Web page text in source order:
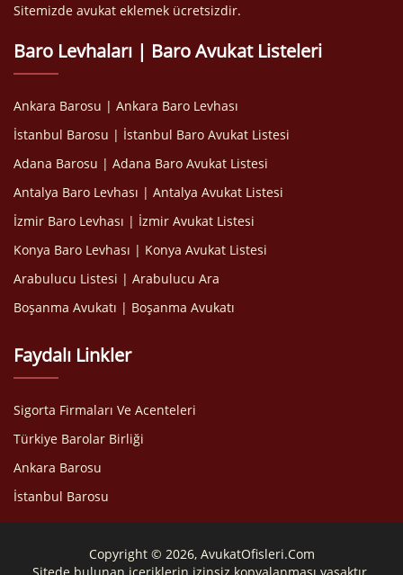
Sitemizde avukat eklemek ücretsizdir.
Baro Levhaları | Baro Avukat Listeleri
Ankara Barosu | Ankara Baro Levhası
İstanbul Barosu | İstanbul Baro Avukat Listesi
Adana Barosu | Adana Baro Avukat Listesi
Antalya Baro Levhası | Antalya Avukat Listesi
İzmir Baro Levhası | İzmir Avukat Listesi
Konya Baro Levhası | Konya Avukat Listesi
Arabulucu Listesi | Arabulucu Ara
Boşanma Avukatı | Boşanma Avukatı
Faydalı Linkler
Sigorta Firmaları Ve Acenteleri
Türkiye Barolar Birliği
Ankara Barosu
İstanbul Barosu
Copyright © 2026, AvukatOfisleri.Com